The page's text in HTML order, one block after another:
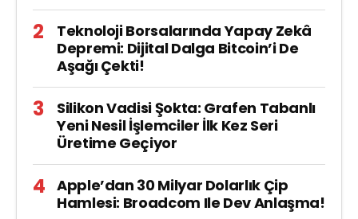
Teknoloji Borsalarında Yapay Zekâ
Depremi: Dijital Dalga Bitcoin’i De
Aşağı Çekti!
Silikon Vadisi Şokta: Grafen Tabanlı
Yeni Nesil İşlemciler İlk Kez Seri
Üretime Geçiyor
Apple’dan 30 Milyar Dolarlık Çip
Hamlesi: Broadcom Ile Dev Anlaşma!